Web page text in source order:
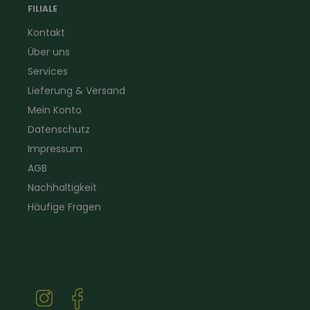
Gartenbau
Sanitär
Elektriker- und Installateur
Logistikbekleidung
FILIALE
Kontakt
Über uns
Services
Lieferung & Versand
Mein Konto
Datenschutz
Impressum
AGB
Nachhaltigkeit
Häufige Fragen